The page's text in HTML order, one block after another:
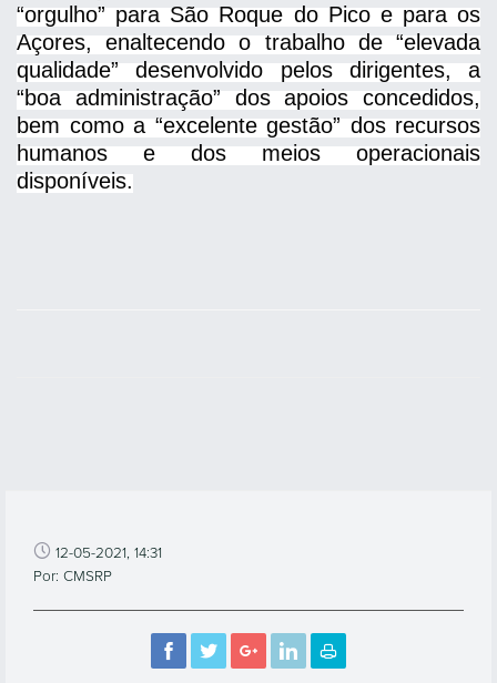
“orgulho” para São Roque do Pico e para os
Açores, enaltecendo o trabalho de “elevada
qualidade” desenvolvido pelos dirigentes, a
“boa administração” dos apoios concedidos,
bem como a “excelente gestão” dos recursos
humanos e dos meios operacionais
disponíveis.
12-05-2021, 14:31
Por: CMSRP